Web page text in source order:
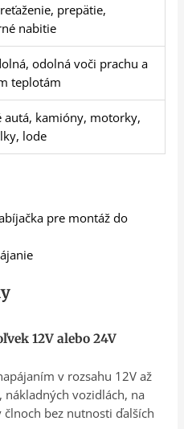
prepätie,
nabitie
odolná voči prachu a
teplotám
autá, kamióny, motorky,
lode
pre montáž do
12V alebo 24V
v rozsahu 12V až
nákladných vozidlách, na
bez nutnosti ďalších